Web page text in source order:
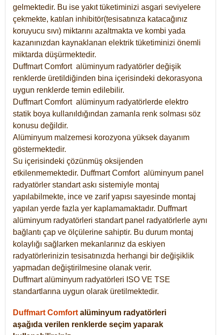
gelmektedir. Bu ise yakıt tüketiminizi asgari seviyelere
çekmekte, katılan inhibitör(tesisatınıza katacağınız
koruyucu sıvı) miktarını azaltmakta ve kombi yada
kazanınızdan kaynaklanan elektrik tüketiminizi önemli
miktarda düşürmektedir.
Duffmart Comfort alüminyum radyatörler değişik
renklerde üretildiğinden bina içerisindeki dekorasyona
uygun renklerde temin edilebilir.
DuffmartComfort alüminyum radyatörlerde elektro
statik boya kullanıldığından zamanla renk solması söz
konusu değildir.
Alüminyum malzemesi korozyona yüksek dayanım
göstermektedir.
Su içerisindeki çözünmüş oksijenden
etkilenmemektedir. DuffmartComfort alüminyum panel
radyatörler standart askı sistemiyle montaj
yapılabilmekte, ince ve zarif yapısı sayesinde montaj
yapılan yerde fazla yer kaplamamaktadır. Duffmart
alüminyum radyatörleri standart panel radyatörlerle aynı
bağlantı çap ve ölçülerine sahiptir. Bu durum montaj
kolaylığı sağlarken mekanlarınız da eskiyen
radyatörlerinizin tesisatınızda herhangi bir değişiklik
yapmadan değiştirilmesine olanak verir.
Duffmart alüminyum radyatörleri ISO VE TSE
standartlarına uygun olarak üretilmektedir.
Duffmart Comfort alüminyum radyatörleri
aşağıda verilen renklerde seçim yaparak